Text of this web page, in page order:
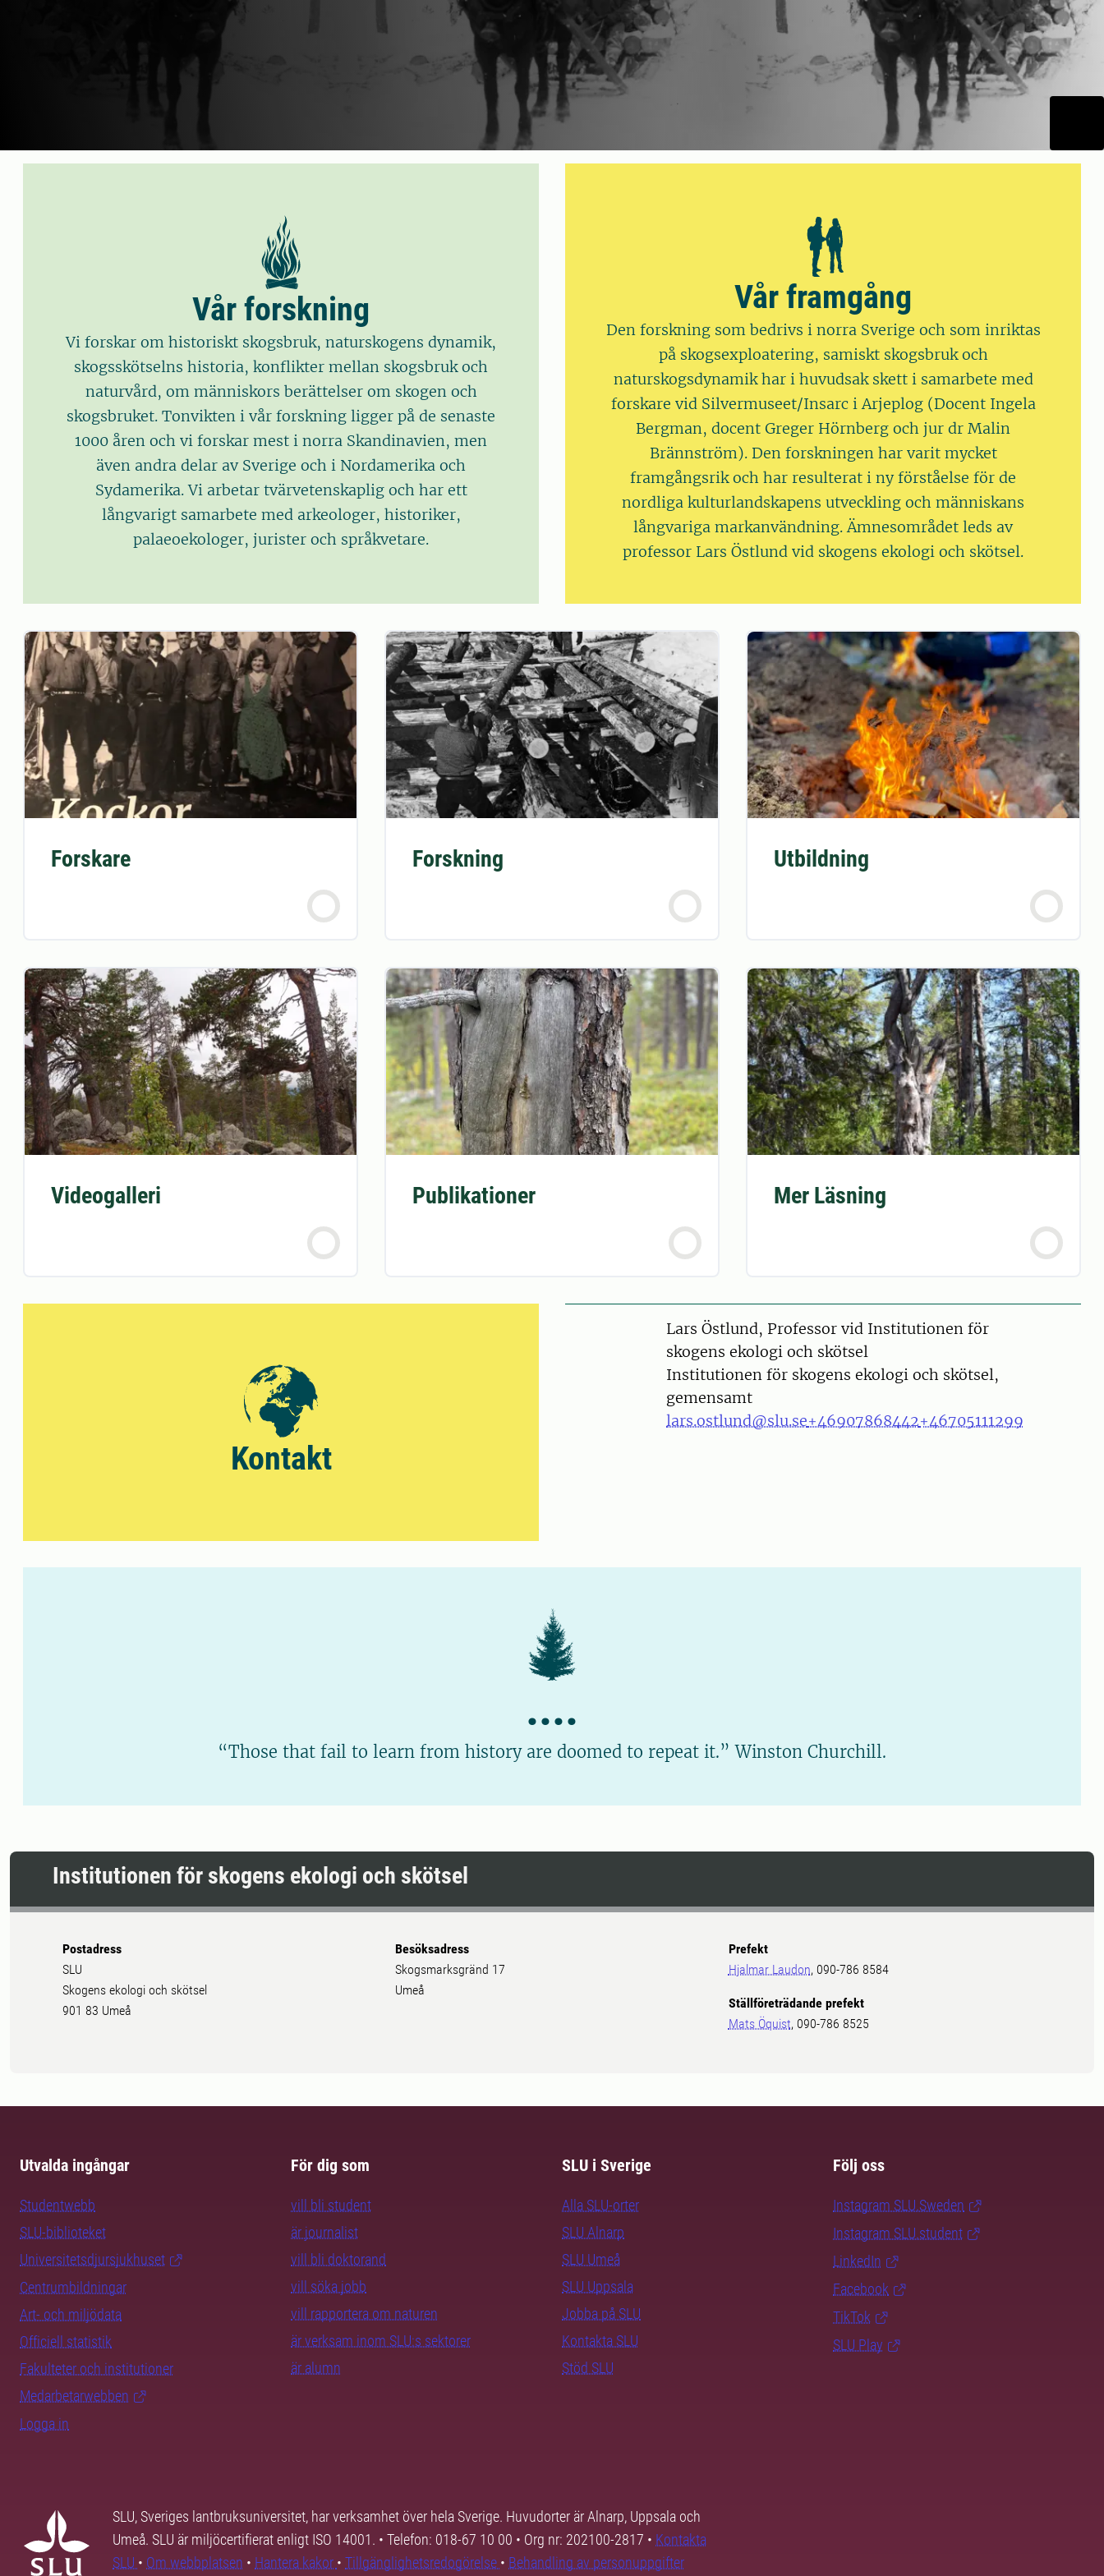
Vår forskning
Vi forskar om historiskt skogsbruk, naturskogens dynamik,
skogsskötselns historia, konflikter mellan skogsbruk och
naturvård, om människors berättelser om skogen och
skogsbruket. Tonvikten i vår forskning ligger på de senaste
1000 åren och vi forskar mest i norra Skandinavien, men
även andra delar av Sverige och i Nordamerika och
Sydamerika. Vi arbetar tvärvetenskaplig och har ett
långvarigt samarbete med arkeologer, historiker,
palaeoekologer, jurister och språkvetare.
Vår framgång
Den forskning som bedrivs i norra Sverige och som inriktas
på skogsexploatering, samiskt skogsbruk och
naturskogsdynamik har i huvudsak skett i samarbete med
forskare vid Silvermuseet/Insarc i Arjeplog (Docent Ingela
Bergman, docent Greger Hörnberg och jur dr Malin
Brännström). Den forskningen har varit mycket
framgångsrik och har resulterat i ny förståelse för de
nordliga kulturlandskapens utveckling och människans
långvariga markanvändning. Ämnesområdet leds av
professor Lars Östlund vid skogens ekologi och skötsel.
Forskare Forskning Utbildning
Videogalleri Publikationer Mer Läsning
Kontakt
PersonLars Östlund, Professor vid Institutionen för
skogens ekologi och skötsel
Institutionen för skogens ekologi och skötsel,
gemensamt
lars.ostlund@slu.se+46907868442+46705111299
....
“Those that fail to learn from history are doomed to repeat it.” Winston Churchill.
Institutionen för skogens ekologi och skötsel
Postadress
SLU
Skogens ekologi och skötsel
901 83 Umeå
Besöksadress
Skogsmarksgränd 17
Umeå
Prefekt
Hjalmar Laudon, 090-786 8584
Ställföreträdande prefekt
Mats Öquist, 090-786 8525
Utvalda ingångar
Studentwebb
SLU-biblioteket
Universitetsdjursjukhuset
Centrumbildningar
Art- och miljödata
Officiell statistik
Fakulteter och institutioner
Medarbetarwebben
Logga in
För dig som
vill bli student
är journalist
vill bli doktorand
vill söka jobb
vill rapportera om naturen
är verksam inom SLU:s sektorer
är alumn
SLU i Sverige
Alla SLU-orter
SLU Alnarp
SLU Umeå
SLU Uppsala
Jobba på SLU
Kontakta SLU
Stöd SLU
Följ oss
Instagram SLU.Sweden
Instagram SLU.student
LinkedIn
Facebook
TikTok
SLU Play
SLU, Sveriges lantbruksuniversitet, har verksamhet över hela Sverige. Huvudorter är Alnarp, Uppsala och
Umeå. SLU är miljöcertifierat enligt ISO 14001. • Telefon: 018-67 10 00 • Org nr: 202100-2817 • Kontakta
SLU • Om webbplatsen • Hantera kakor • Tillgänglighetsredogörelse • Behandling av personuppgifter